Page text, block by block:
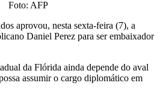
Foto: AFP
aprovou, nesta sexta-feira (7), a
Daniel Perez para ser embaixador
da Flórida ainda depende do aval
assumir o cargo diplomático em